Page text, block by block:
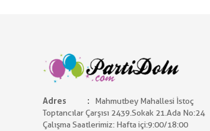
Adres
Mahmutbey Mahallesi İstoç
Toptancılar Çarşısı 2439.Sokak 21.Ada No:24
Çalışma Saatlerimiz: Hafta içi:9:00/18:00